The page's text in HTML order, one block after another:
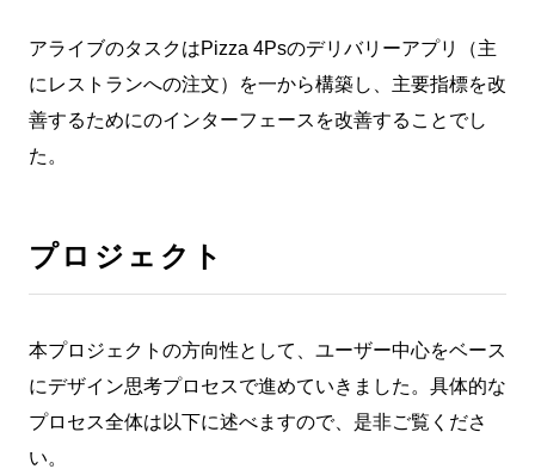
アライブのタスクはPizza 4Psのデリバリーアプリ（主
にレストランへの注文）を一から構築し、主要指標を改
善するためにのインターフェースを改善することでし
た。
プロジェクト
本プロジェクトの方向性として、ユーザー中心をベース
にデザイン思考プロセスで進めていきました。具体的な
プロセス全体は以下に述べますので、是非ご覧くださ
い。